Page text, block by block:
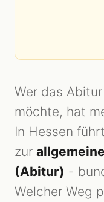
Wer das
möchte, hat
In Hessen
zur
(Abitur) -
Welcher Weg